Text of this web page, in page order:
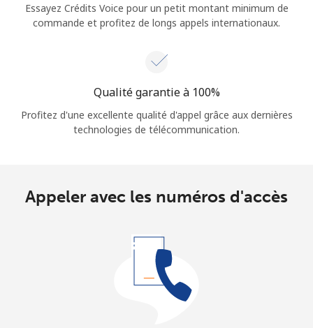
Essayez Crédits Voice pour un petit montant minimum de
commande et profitez de longs appels internationaux.
Qualité garantie à 100%
Profitez d'une excellente qualité d'appel grâce aux dernières
technologies de télécommunication.
Appeler avec les numéros d'accès